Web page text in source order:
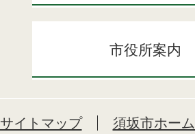
市役所案内
サイトマップ
須坂市ホー